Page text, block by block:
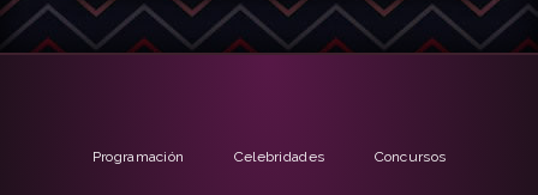
Programación Celebridades Concursos